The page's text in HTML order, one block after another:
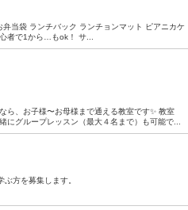
当袋 ランチバック ランチョンマット ピアニカケ
者で1から…もok！ サ...
ら、お子様〜お母様まで通える教室です✨ 教室
グループレッスン（最大４名まで）も可能で...
方を募集します。